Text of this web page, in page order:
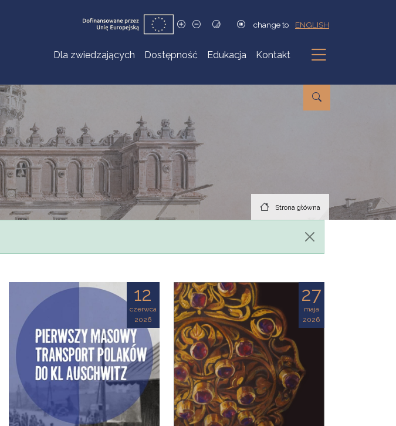
change to ENGLISH
Dla zwiedzających Dostępność Edukacja Kontakt
Podmenu
Strona główna
12
czerwca
2026
27
maja
2026